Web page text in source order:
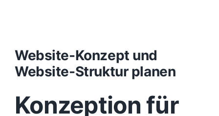
Konzept
Content
Website-Konzept und
Website-Struktur planen
Konzeption für